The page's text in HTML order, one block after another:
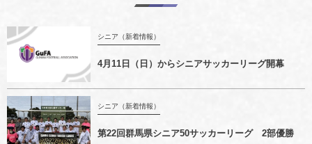
シニア（新着情報）
4月11日（日）からシニアサッカーリーグ開幕
シニア（新着情報）
第22回群馬県シニア50サッカーリーグ 2部優勝